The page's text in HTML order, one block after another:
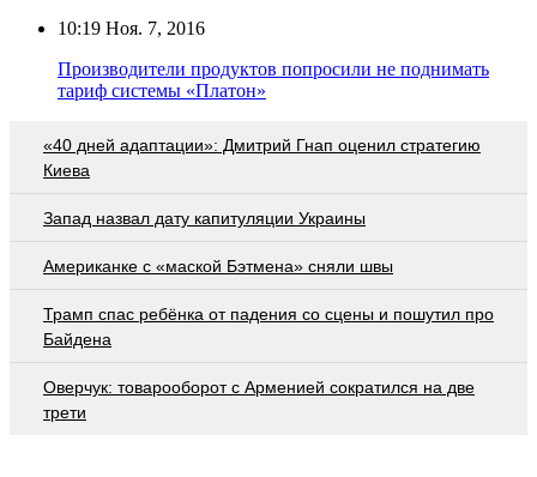
10:19 Ноя. 7, 2016
Производители продуктов попросили не поднимать
тариф системы «Платон»
«40 дней адаптации»: Дмитрий Гнап оценил стратегию
Киева
Запад назвал дату капитуляции Украины
Американке с «маской Бэтмена» сняли швы
Трамп спас ребёнка от падения со сцены и пошутил про
Байдена
Оверчук: товарооборот с Арменией сократился на две
трети